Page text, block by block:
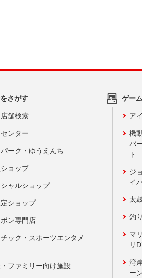
さがす
舗検索
ンター
ーク・ゆうえんち
ョップ
ャルショップ
ショップ
ン専門店
ック・スポーツエンタメ
ファミリー向け施設
ゲー
ア
機
バ
ト
ジ
イ
太
釣
マ
リ
湾
ー